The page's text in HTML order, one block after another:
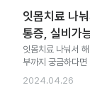
잇몸치료 나
통증, 실비가
잇몸치료 나눠서
부까지 궁금하다면
2024.04.26